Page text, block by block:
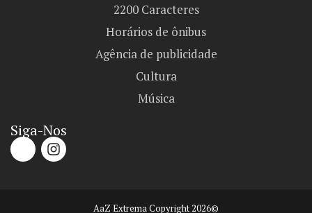
2200 Caracteres
Horários de ônibus
Agência de publicidade
Cultura
Música
Siga-Nos
AaZ Extrema Copyright 2026©